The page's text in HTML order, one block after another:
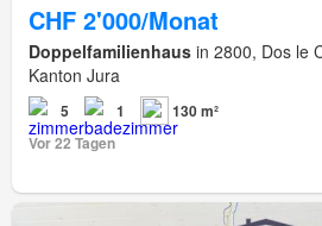
CHF 2'000/Monat
Doppelfamilienhaus in 2800, Dos le
Kanton Jura
5 1
130 m²
Vor 22 Tagen